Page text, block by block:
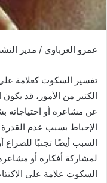
عمرو العرباوي / مدير
تفسير السكوت كعلامة
الكثير من الأمور، قد
عن مشاعره أو احتياجاته
الإحباط بسبب عدم
السبب أيضًا تجنبًا للصراع
لمشاركة أفكاره أو
السكوت علامة على